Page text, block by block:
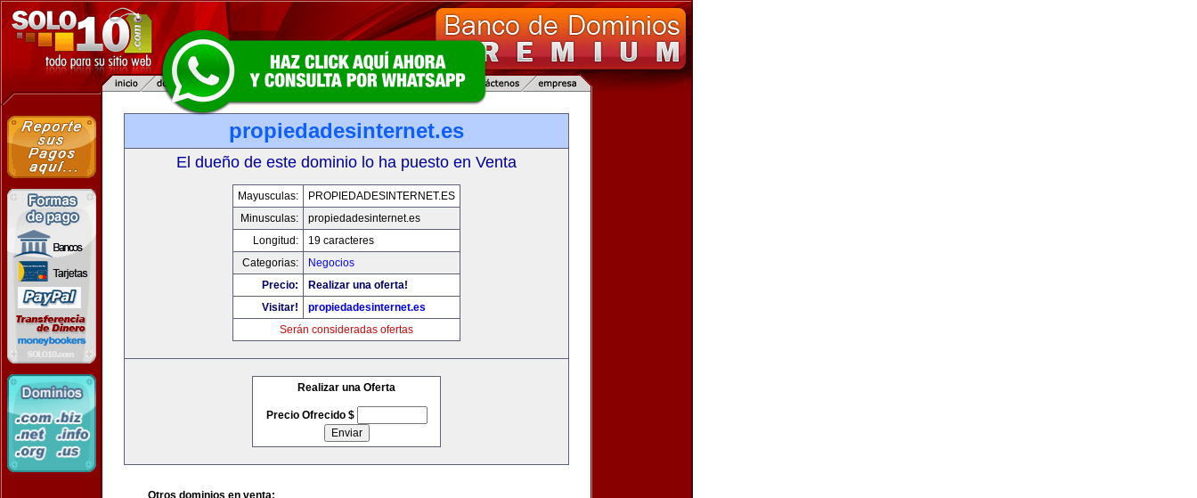
propiedadesinternet.es
El dueño de este dominio lo ha puesto en Venta
Mayusculas:
PROPIEDADESINTERNET.ES
Minusculas:
propiedadesinternet.es
Longitud:
19 caracteres
Categorias:
Negocios
Precio:
Realizar una oferta!
Visitar!
propiedadesinternet.es
Serán consideradas ofertas
Realizar una Oferta
Precio Ofrecido $
Otros dominios en venta: